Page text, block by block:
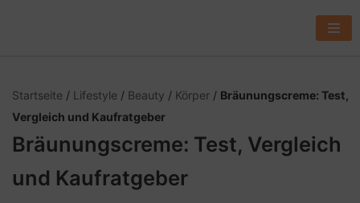
a
Startseite / Lifestyle / Beauty / Körper / Bräunungscreme: Test,
Vergleich und Kaufratgeber
Bräunungscreme: Test, Vergleich
und Kaufratgeber